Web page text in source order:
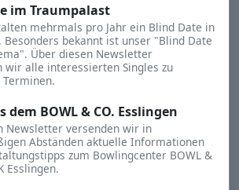
im Traumpalast
mehrmals pro Jahr ein Blind Date in
Besonders bekannt ist unser "Blind Date
Über diesen Newsletter
wir alle interessierten Singles zu
dem BOWL & CO. Esslingen
Newsletter versenden wir in
Abständen aktuelle Informationen
zum Bowlingcenter BOWL &
Esslingen.